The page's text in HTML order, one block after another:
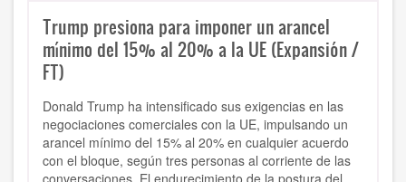
Trump presiona para imponer un arancel
mínimo del 15% al 20% a la UE (Expansión /
FT)
Donald Trump ha intensificado sus exigencias en las
negociaciones comerciales con la UE, impulsando un
arancel mínimo del 15% al 20% en cualquier acuerdo
con el bloque, según tres personas al corriente de las